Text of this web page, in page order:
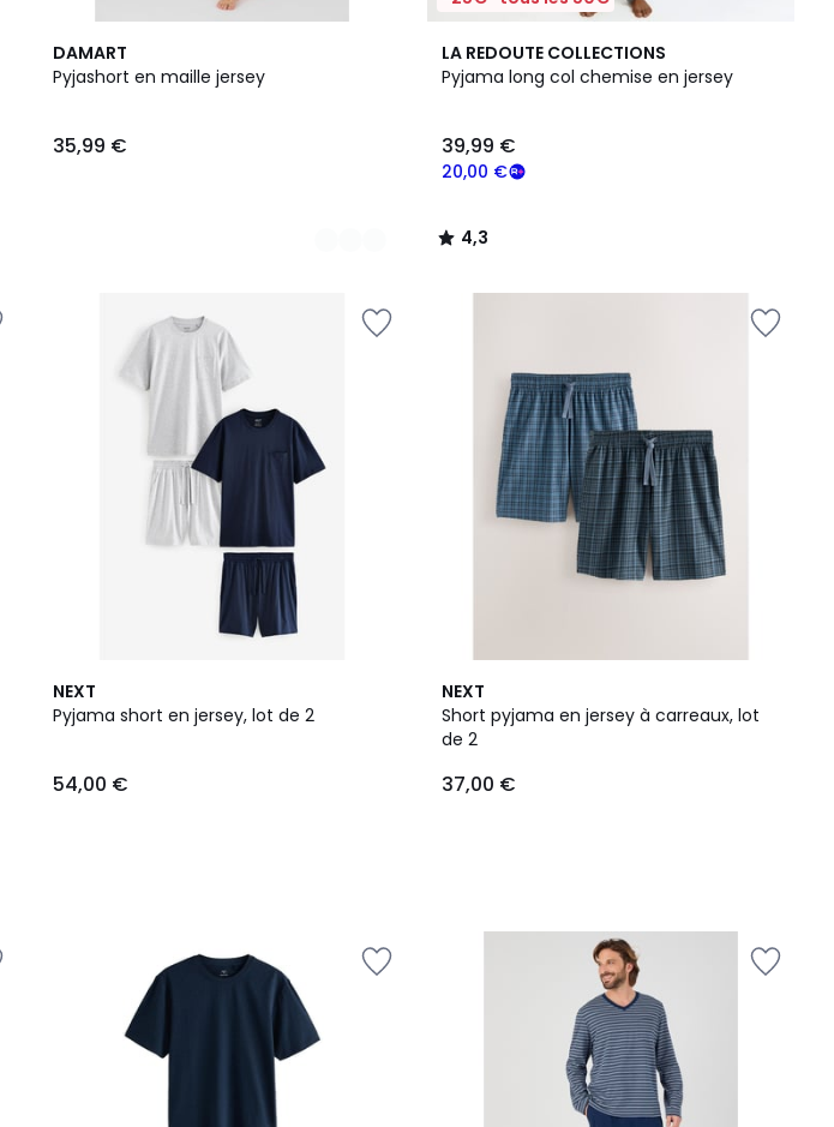
DAMART
Pyjashort en maille jersey
35,99 €
2
Couleurs
LA REDOUTE COLLECTIONS
Pyjama long col chemise en jersey
20,00 €
39,99 €
4,3
/ 5
4,3
/
NEXT
Pyjama short en jersey, lot de 2
54,00 €
NEXT
Short pyjama en jersey à carreaux, lot
de 2
37,00 €